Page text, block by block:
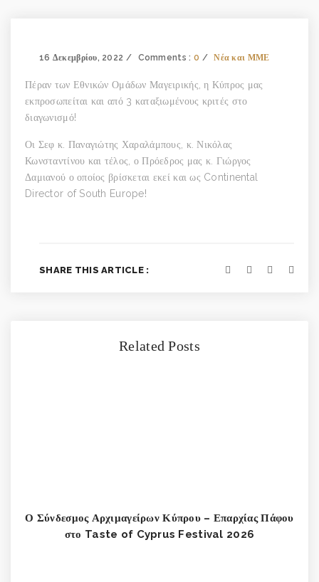
16 Δεκεμβρίου, 2022 Comments : 0 Νέα και ΜΜΕ
Πέραν των Εθνικών Ομάδων Μαγειρικής, η Κύπρος μας
εκπροσωπείται και από 3 καταξιωμένους κριτές στο
διαγωνισμό!
Οι Σεφ κ. Παναγιώτης Χαραλάμπους, κ. Νικόλας
Κωνσταντίνου και τέλος, ο Πρόεδρος μας κ. Γιώργος
Δαμιανού ο οποίος βρίσκεται εκεί και ως Continental
Director of South Europe!
SHARE THIS ARTICLE :
Related Posts
Ο Σύνδεσμος Αρχιμαγείρων Κύπρου – Επαρχίας Πάφου
στο Taste of Cyprus Festival 2026